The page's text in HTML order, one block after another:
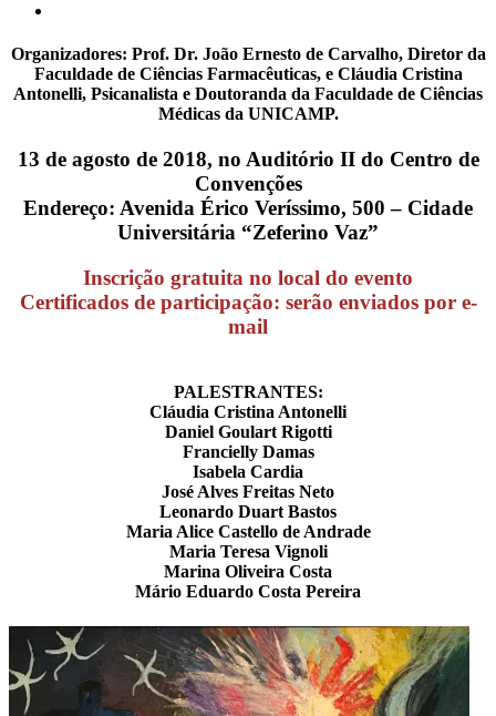
Organizadores: Prof. Dr. João Ernesto de Carvalho, Diretor da
Faculdade de Ciências Farmacêuticas, e Cláudia Cristina
Antonelli, Psicanalista e Doutoranda da Faculdade de Ciências
Médicas da UNICAMP.
13 de agosto de 2018, no Auditório II do Centro de
Convenções
Endereço: Avenida Érico Veríssimo, 500 – Cidade
Universitária “Zeferino Vaz”
Inscrição gratuita no local do evento
Certificados de participação: serão enviados por e-
mail
PALESTRANTES:
Cláudia Cristina Antonelli
Daniel Goulart Rigotti
Francielly Damas
Isabela Cardia
José Alves Freitas Neto
Leonardo Duart Bastos
Maria Alice Castello de Andrade
Maria Teresa Vignoli
Marina Oliveira Costa
Mário Eduardo Costa Pereira